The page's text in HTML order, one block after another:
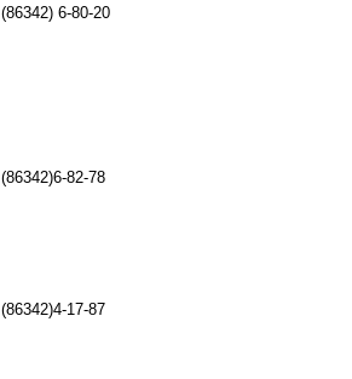
(86342) 6-80-20
(86342)6-82-78
(86342)4-17-87